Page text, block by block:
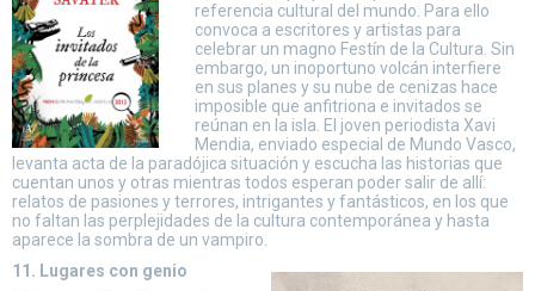
referencia cultural del mundo. Para ello
convoca a escritores y artistas para
celebrar un magno Festín de la Cultura. Sin
embargo, un inoportuno volcán interfiere
en sus planes y su nube de cenizas hace
imposible que anfitriona e invitados se
reúnan en la isla. El joven periodista Xavi
Mendia, enviado especial de Mundo Vasco,
levanta acta de la paradójica situación y escucha las historias que
cuentan unos y otras mientras todos esperan poder salir de allí:
relatos de pasiones y terrores, intrigantes y fantásticos, en los que
no faltan las perplejidades de la cultura contemporánea y hasta
aparece la sombra de un vampiro.
11. Lugares con genio